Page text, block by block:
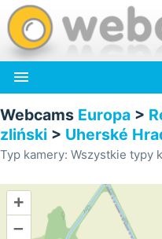

Webcams Europa >
zliński > Uherské
Typ kamery: Wszystkie typy
+
–